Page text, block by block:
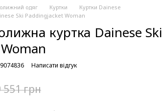
одяг Куртки
Куртки Dainese
Ski Paddingjacket Woman
куртка Dainese Ski
Написати відгук
551 грн